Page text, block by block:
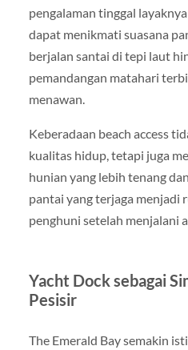
pengalaman tinggal
dapat menikmati suasana
berjalan santai di tepi laut
pemandangan matahari
menawan.
Keberadaan beach access
kualitas hidup, tetapi juga
hunian yang lebih tenang
pantai yang terjaga menjadi
penghuni setelah menjalani
Yacht Dock sebagai
Pesisir
The Emerald Bay semakin